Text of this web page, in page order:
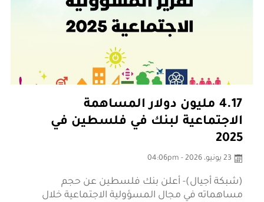
4.17 مليون دولار المساهمة
الاجتماعية لبنك في فلسطين في
2025
23 يونيو، 2026 - 04:06pm
(شبكة أجيال)- أعلن بنك فلسطين عن حجم
مساهماته في مجال المسؤولية الاجتماعية خلال